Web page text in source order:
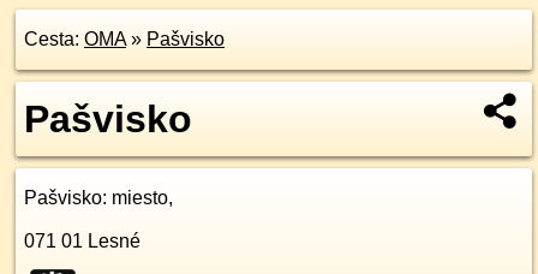
Cesta: OMA» Pašvisko
Pašvisko
Pašvisko: miesto,
071 01 Lesné